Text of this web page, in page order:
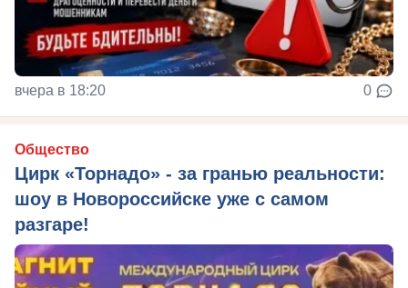
вчера в 18:20 0
Общество
Цирк «Торнадо» - за гранью реальности:
шоу в Новороссийске уже с самом
разгаре!